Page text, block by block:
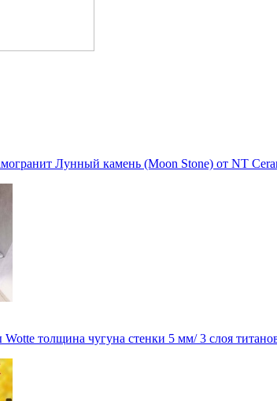
Лунный камень (Moon Stone) от NT
толщина чугуна стенки 5 мм/ 3 слоя